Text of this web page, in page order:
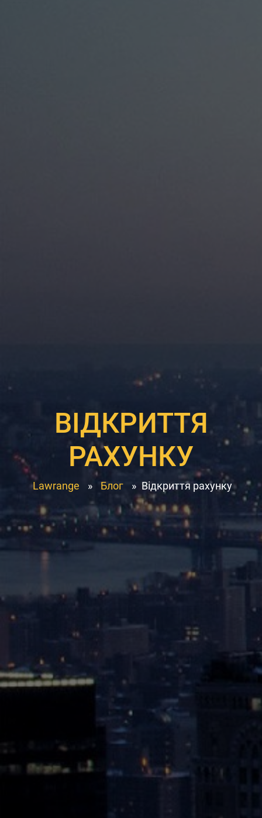
ВІДКРИТТЯ
РАХУНКУ
Lawrange » Блог » Відкриття рахунку